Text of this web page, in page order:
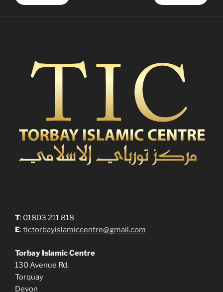
T: 01803 211 818
E:tictorbayislamiccentre@gmail.com
Torbay Islamic Centre
130 Avenue Rd.
Torquay
Devon